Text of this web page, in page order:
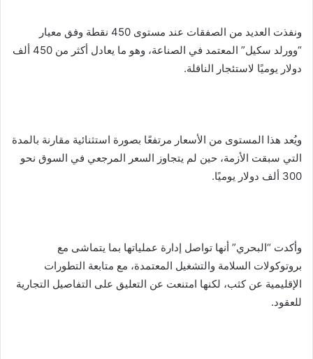
ونفذت العديد من الصفقات عند مستوى 450 نقطة وفق معيار
“وورلد سكيل” المعتمد في الصناعة، وهو ما يعادل أكثر من 450 ألف
دولار يوميًا لاستئجار الناقلة.
ويُعد هذا المستوى من الأسعار مرتفعًا بصورة استثنائية مقارنة بالمدة
التي سبقت الأزمة، حين لم يتجاوز السعر المرجعي في السوق نحو
300 ألف دولار يوميًا.
وأكدت “البحري” أنها تواصل إدارة عملياتها بما يتماشى مع
بروتوكولات السلامة والتشغيل المعتمدة، مع متابعة التطورات
الإقليمية عن كثب، لكنها امتنعت عن التعليق على التفاصيل التجارية
للعقود.